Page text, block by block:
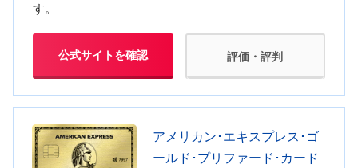
す。
公式サイトを確認 評価・評判
アメリカン･エキスプレス･ゴ
ールド･プリファード･カード